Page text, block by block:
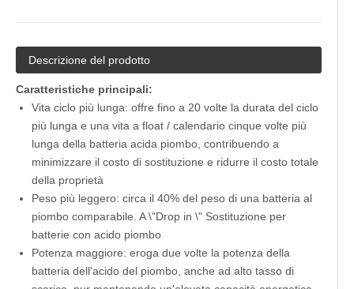
Descrizione del prodotto
Caratteristiche principali:
Vita ciclo più lunga: offre fino a 20 volte la durata del ciclo
più lunga e una vita a float / calendario cinque volte più
lunga della batteria acida piombo, contribuendo a
minimizzare il costo di sostituzione e ridurre il costo totale
della proprietà
Peso più leggero: circa il 40% del peso di una batteria al
piombo comparabile. A \"Drop in \" Sostituzione per
batterie con acido piombo
Potenza maggiore: eroga due volte la potenza della
batteria dell'acido del piombo, anche ad alto tasso di